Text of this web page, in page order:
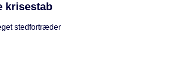
krisestab
stedfortræder